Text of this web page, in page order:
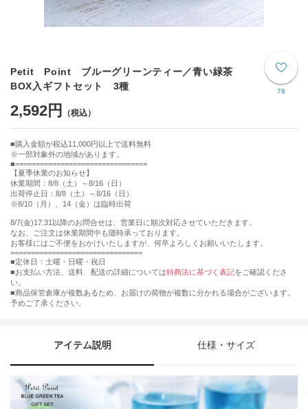
78
Petit Point ブルーグリーンティー／青い緑茶
BOX入ギフトセット 3種
2,592円
購入金額が税込11,000円以上で送料無料
※一部対象外の地域があります。
================================
【夏季休業のお知らせ】
休業期間：8/8（土）～8/16（日）
出荷停止日：8/8（土）～8/16（日）
※8/10（月）、14（金）は臨時出荷
8/7(金)17:31以降のお問合せは、営業日に順次対応させていただきます。
なお、ご注文は休業期間中も随時承っております。
お客様にはご不便をおかけいたしますが、何卒よろしくお願いいたします。
================================
■定休日：土曜・日曜・祝日
■お支払い方法、送料、配送の詳細については特商法に基づく表記をご確認くださ
い。
■商品保管倉庫が複数あるため、お届けの荷物が複数に分かれる場合がございます。
予めご了承ください。
アイテム説明 仕様・サイズ